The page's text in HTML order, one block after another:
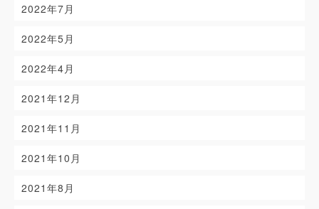
2022年7月
2022年5月
2022年4月
2021年12月
2021年11月
2021年10月
2021年8月